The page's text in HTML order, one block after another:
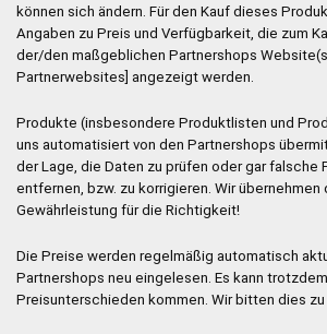
können sich ändern. Für den Kauf dieses
Angaben zu Preis und Verfügbarkeit, die zum
der/den maßgeblichen Partnershops
Partnerwebsites] angezeigt werden.
Produkte (insbesondere Produktlisten und
uns automatisiert von den Partnershops
der Lage, die Daten zu prüfen oder gar falsche
entfernen, bzw. zu korrigieren. Wir übernehmen
Gewährleistung für die Richtigkeit!
Die Preise werden regelmäßig automatisch
Partnershops neu eingelesen. Es kann
Preisunterschieden kommen. Wir bitten dies zu